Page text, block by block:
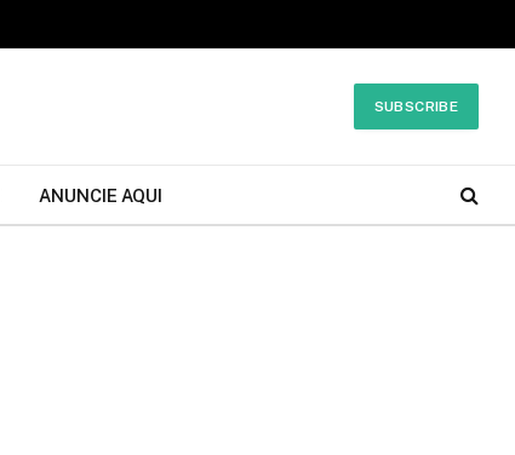
SUBSCRIBE
ANUNCIE AQUI